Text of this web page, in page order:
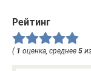
Рейтинг
( 1 оценка, среднее 5